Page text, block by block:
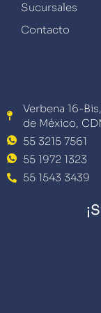
Sucursales
Contacto
Verbena 16-
de México,
55 3215 7561
55 1972 1323
55 1543 3439